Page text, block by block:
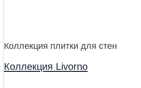
Коллекция плитки для стен
Коллекция Livorno